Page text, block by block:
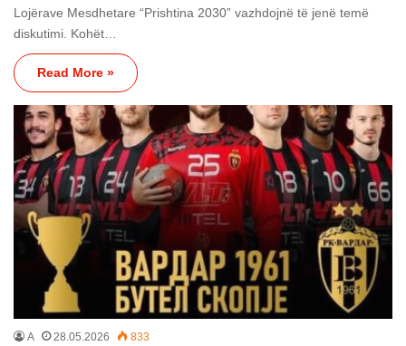
Lojërave Mesdhetare “Prishtina 2030” vazhdojnë të jenë temë
diskutimi. Kohët…
Read More »
A 28.05.2026 833